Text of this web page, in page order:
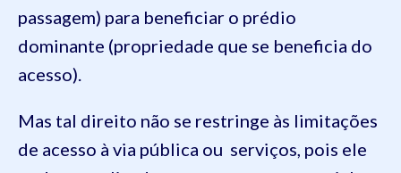
passagem) para beneficiar o prédio
dominante (propriedade que se beneficia do
acesso).
Mas tal direito não se restringe às limitações
de acesso à via pública ou serviços, pois ele